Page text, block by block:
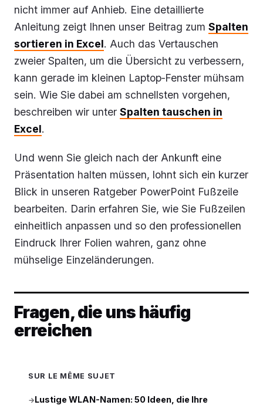
nicht immer auf Anhieb. Eine detaillierte
Anleitung zeigt Ihnen unser Beitrag zum Spalten
sortieren in Excel. Auch das Vertauschen
zweier Spalten, um die Übersicht zu verbessern,
kann gerade im kleinen Laptop‑Fenster mühsam
sein. Wie Sie dabei am schnellsten vorgehen,
beschreiben wir unter Spalten tauschen in
Excel.
Und wenn Sie gleich nach der Ankunft eine
Präsentation halten müssen, lohnt sich ein kurzer
Blick in unseren Ratgeber PowerPoint Fußzeile
bearbeiten. Darin erfahren Sie, wie Sie Fußzeilen
einheitlich anpassen und so den professionellen
Eindruck Ihrer Folien wahren, ganz ohne
mühselige Einzeländerungen.
Fragen, die uns häufig
erreichen
SUR LE MÊME SUJET
→Lustige WLAN-Namen: 50 Ideen, die Ihre